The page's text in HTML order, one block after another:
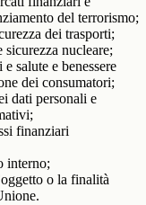
del terrorismo;
dei trasporti;
sicurezza nucleare;
salute e benessere
dei consumatori;
dati personali e
finanziari
interno;
o la finalità